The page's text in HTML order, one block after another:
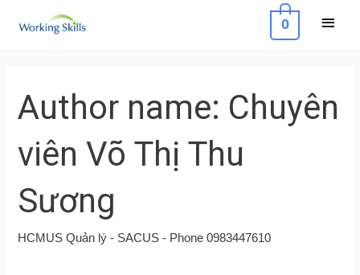
0
Author name: Chuyên
viên Võ Thị Thu
Sương
HCMUS Quản lý - SACUS - Phone 0983447610